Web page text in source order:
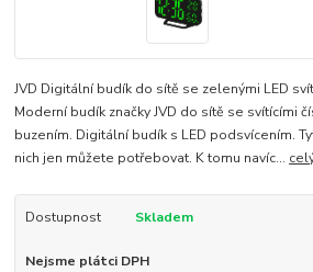
JVD Digitální budík do sítě se zelenými LED
Moderní budík značky JVD do sítě se svítícími
buzením. Digitální budík s LED podsvícením.
nich jen můžete potřebovat. K tomu navíc...
Dostupnost Skladem
Nejsme plátci DPH